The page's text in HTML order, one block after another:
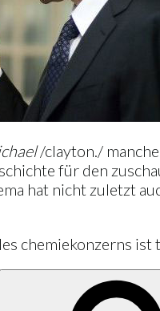
/clayton./
für den
hat nicht zuletzt
chemiekonzerns